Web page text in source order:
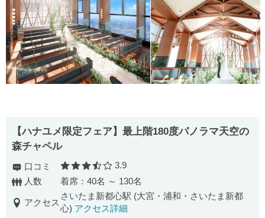
【ハナユメ限定フェア】最上階180度パノラマ天空の
森チャペル
口コミ 口コミ評価
3.9
人数
着席：40名 ～ 130名
アクセス
さいたま新都心駅 (大宮・浦和・さいたま新都
心) アクセス詳細